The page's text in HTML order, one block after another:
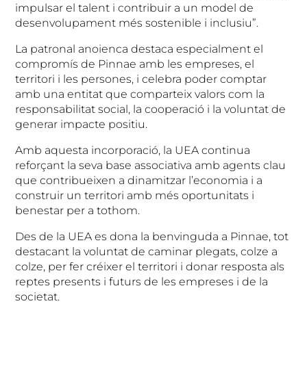
impulsar el talent i contribuir a un model de
desenvolupament més sostenible i inclusiu”.
La patronal anoienca destaca especialment el
compromís de Pinnae amb les empreses, el
territori i les persones, i celebra poder comptar
amb una entitat que comparteix valors com la
responsabilitat social, la cooperació i la voluntat de
generar impacte positiu.
Amb aquesta incorporació, la UEA continua
reforçant la seva base associativa amb agents clau
que contribueixen a dinamitzar l’economia i a
construir un territori amb més oportunitats i
benestar per a tothom.
Des de la UEA es dona la benvinguda a Pinnae, tot
destacant la voluntat de caminar plegats, colze a
colze, per fer créixer el territori i donar resposta als
reptes presents i futurs de les empreses i de la
societat.